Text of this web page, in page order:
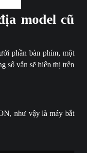
model cũ
phần bàn phím, một
số vẫn sẽ hiển thị trên
như vậy là máy bắt